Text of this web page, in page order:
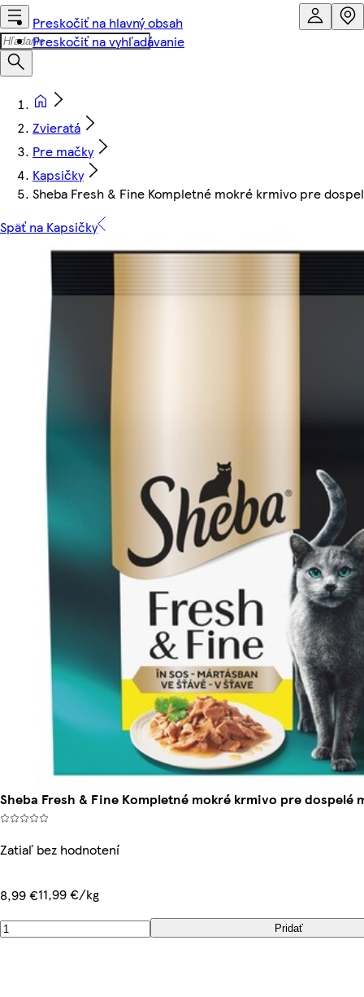
Preskočiť na hlavný obsah
Preskočiť na vyhľadávanie
Zvieratá
Pre mačky
Kapsičky
Sheba Fresh & Fine Kompletné mokré krmivo pre
Späť na Kapsičky
Sheba Fresh & Fine Kompletné mokré krmivo pre dospelé
Zatiaľ bez hodnotení
8,99 €11,99 €/kg
Pridať